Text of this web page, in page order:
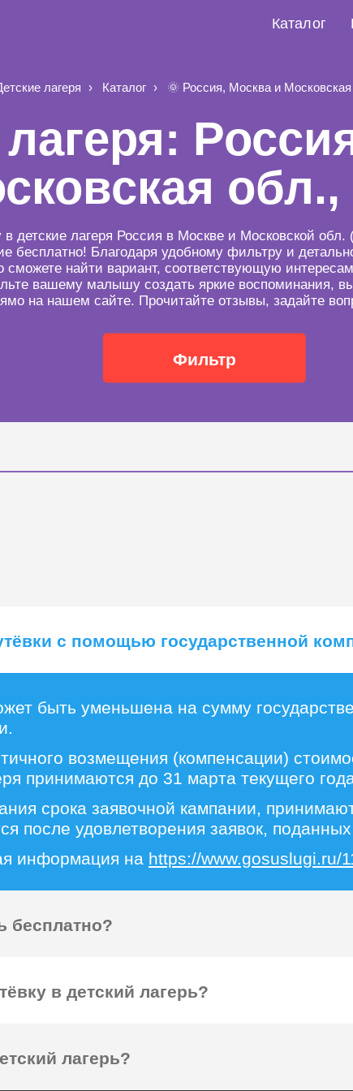
Каталог
лагеря Каталог 🌞 Россия, Москва и
обл.,
в детские лагеря Россия в Москве и Московской
бесплатно! Благодаря удобному фильтру и
сможете найти вариант, соответствующую
вашему малышу создать яркие воспоминания,
на нашем сайте. Прочитайте отзывы, задайте
Фильтр
с помощью государственной
быть уменьшена на сумму
возмещения (компенсации)
принимаются до 31 марта текущего
срока заявочной кампании,
после удовлетворения заявок,
информация на https://www.gosuslugi.ru/
бесплатно?
в детский лагерь?
лагерь?